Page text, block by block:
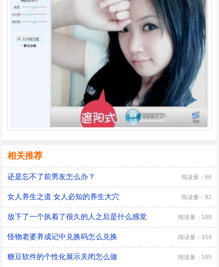
相关推荐
还是忘不了前男友怎么办？ 阅读量：66
女人养生之道 女人必知的养生大穴 阅读量：92
放下了一个执着了很久的人之后是什么感觉 阅读量：108
怪物老婆养成记中兑换码怎么兑换 阅读量：154
糖豆软件的个性化展示关闭怎么做 阅读量：185